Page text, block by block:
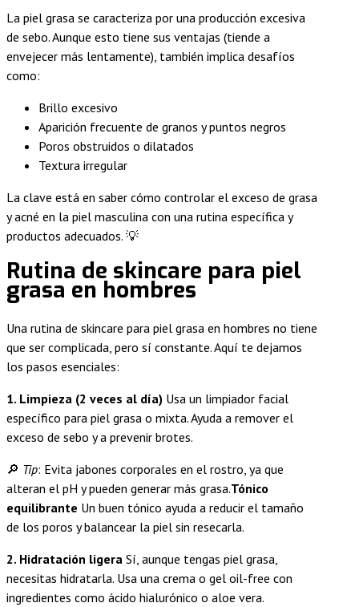
La piel grasa se caracteriza por una producción excesiva
de sebo. Aunque esto tiene sus ventajas (tiende a
envejecer más lentamente), también implica desafíos
como:
Brillo excesivo
Aparición frecuente de granos y puntos negros
Poros obstruidos o dilatados
Textura irregular
La clave está en saber cómo controlar el exceso de grasa
y acné en la piel masculina con una rutina específica y
productos adecuados. 💡
Rutina de skincare para piel
grasa en hombres
Una rutina de skincare para piel grasa en hombres no tiene
que ser complicada, pero sí constante. Aquí te dejamos
los pasos esenciales:
1. Limpieza (2 veces al día) Usa un limpiador facial
específico para piel grasa o mixta. Ayuda a remover el
exceso de sebo y a prevenir brotes.
🔎 Tip: Evita jabones corporales en el rostro, ya que
alteran el pH y pueden generar más grasa.Tónico
equilibrante Un buen tónico ayuda a reducir el tamaño
de los poros y balancear la piel sin resecarla.
2. Hidratación ligera Sí, aunque tengas piel grasa,
necesitas hidratarla. Usa una crema o gel oil-free con
ingredientes como ácido hialurónico o aloe vera.